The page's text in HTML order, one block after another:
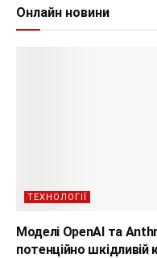
Онлайн новини
ТЕХНОЛОГІЇ
Моделі OpenAI та
потенційно шкідливій